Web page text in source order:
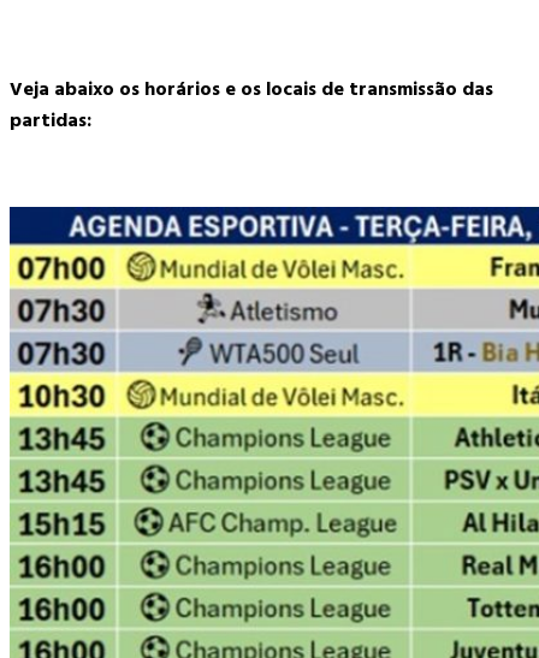
Veja abaixo os horários e os locais de transmissão das
partidas: